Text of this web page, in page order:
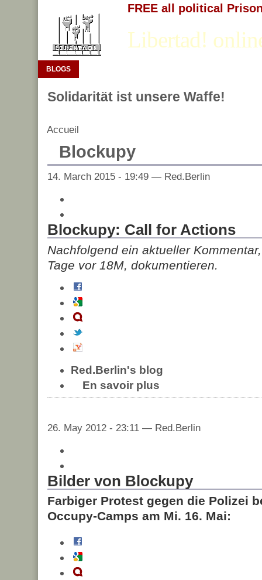
FREE all political
Libertad!
BLOGS
Solidarität ist unsere Waffe!
Accueil
Blockupy
14. March 2015 - 19:49 — Red.Berlin
Blockupy: Call for Actions
Nachfolgend ein aktueller
Tage vor 18M, dokumentieren.
Red.Berlin's blog
En savoir plus
26. May 2012 - 23:11 — Red.Berlin
Bilder von Blockupy
Farbiger Protest gegen die Polizei
Occupy-Camps am Mi. 16. Mai: